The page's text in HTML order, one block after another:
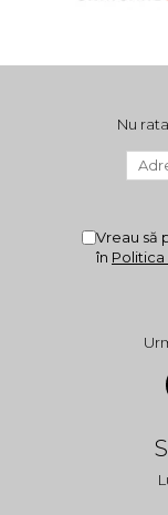
Nu
Vreau să
în